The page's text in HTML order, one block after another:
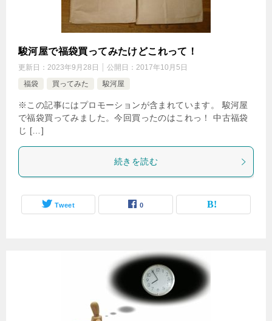
駿河屋で福袋買ってみたけどこれって！
更新日： 2023年9月28日 公開日： 2017年10月5日
福袋
買ってみた 駿河屋
※この記事にはプロモーションが含まれています。 駿河屋
で福袋買ってみました。今回買ったのはこれっ！ 中古福袋
じ […]
続きを読む
Tweet 0